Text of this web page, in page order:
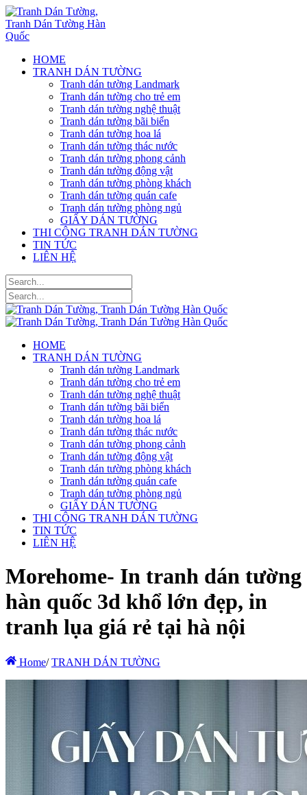
HOME
TRANH DÁN TƯỜNG
Tranh dán tường Landmark
Tranh dán tường cho trẻ em
Tranh dán tường nghệ thuật
Tranh dán tường bãi biển
Tranh dán tường hoa lá
Tranh dán tường thác nước
Tranh dán tường phong cảnh
Tranh dán tường động vật
Tranh dán tường phòng khách
Tranh dán tường quán cafe
Tranh dán tường phòng ngủ
GIẤY DÁN TƯỜNG
THI CÔNG TRANH DÁN TƯỜNG
TIN TỨC
LIÊN HỆ
HOME
TRANH DÁN TƯỜNG
Tranh dán tường Landmark
Tranh dán tường cho trẻ em
Tranh dán tường nghệ thuật
Tranh dán tường bãi biển
Tranh dán tường hoa lá
Tranh dán tường thác nước
Tranh dán tường phong cảnh
Tranh dán tường động vật
Tranh dán tường phòng khách
Tranh dán tường quán cafe
Tranh dán tường phòng ngủ
GIẤY DÁN TƯỜNG
THI CÔNG TRANH DÁN TƯỜNG
TIN TỨC
LIÊN HỆ
Morehome- In tranh dán tường
hàn quốc 3d khổ lớn đẹp, in
tranh lụa giá rẻ tại hà nội
Home/ TRANH DÁN TƯỜNG